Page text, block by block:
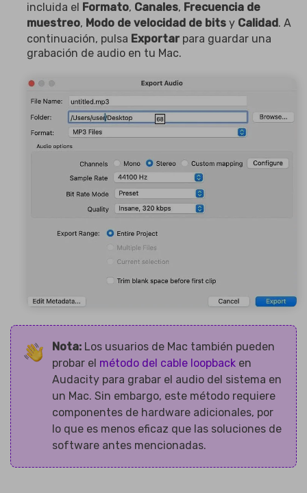
incluida el Formato, Canales, Frecuencia de
muestreo, Modo de velocidad de bits y Calidad . A
continuación, pulsa Exportar para guardar una
grabación de audio en tu Mac.
Nota:Los usuarios de Mac también pueden
probar el método del cable loopbacken
Audacity para grabar el audio del sistema en
un Mac. Sin embargo, este método requiere
componentes de hardware adicionales, por
lo que es menos eficaz que las soluciones de
software antes mencionadas.